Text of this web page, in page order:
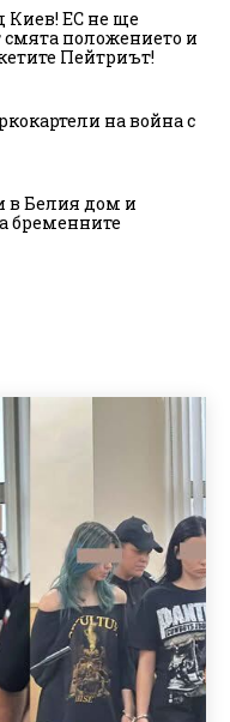
Киев! ЕС не ще
положението и
Пейтриът!
на война с
в Белия дом и
бременните